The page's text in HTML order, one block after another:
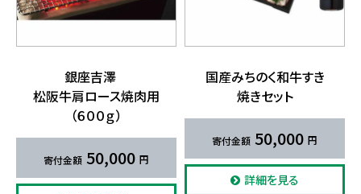
銀座吉澤
松阪牛肩ロース焼肉用​
（６００ｇ）
50,000
国産みちのく​和牛すき​
焼きセット
50,000
詳細を見る